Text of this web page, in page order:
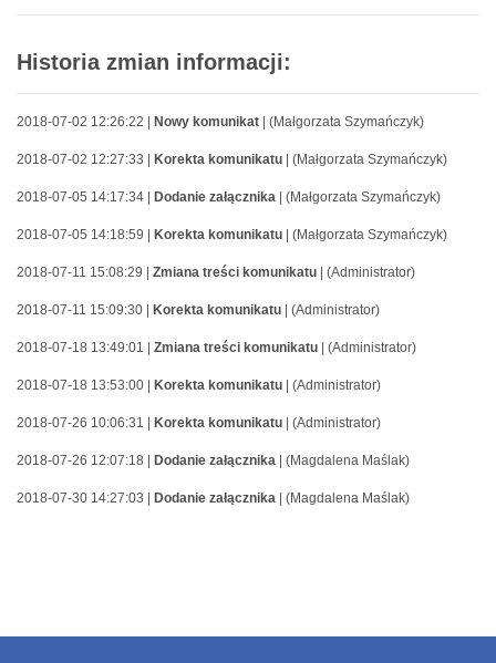
Historia zmian informacji:
2018-07-02 12:26:22 | Nowy komunikat | (Małgorzata Szymańczyk)
2018-07-02 12:27:33 | Korekta komunikatu | (Małgorzata Szymańczyk)
2018-07-05 14:17:34 | Dodanie załącznika | (Małgorzata Szymańczyk)
2018-07-05 14:18:59 | Korekta komunikatu | (Małgorzata Szymańczyk)
2018-07-11 15:08:29 | Zmiana treści komunikatu | (Administrator)
2018-07-11 15:09:30 | Korekta komunikatu | (Administrator)
2018-07-18 13:49:01 | Zmiana treści komunikatu | (Administrator)
2018-07-18 13:53:00 | Korekta komunikatu | (Administrator)
2018-07-26 10:06:31 | Korekta komunikatu | (Administrator)
2018-07-26 12:07:18 | Dodanie załącznika | (Magdalena Maślak)
2018-07-30 14:27:03 | Dodanie załącznika | (Magdalena Maślak)